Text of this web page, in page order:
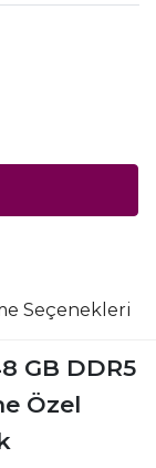
Seçenekleri
GB DDR5
Özel